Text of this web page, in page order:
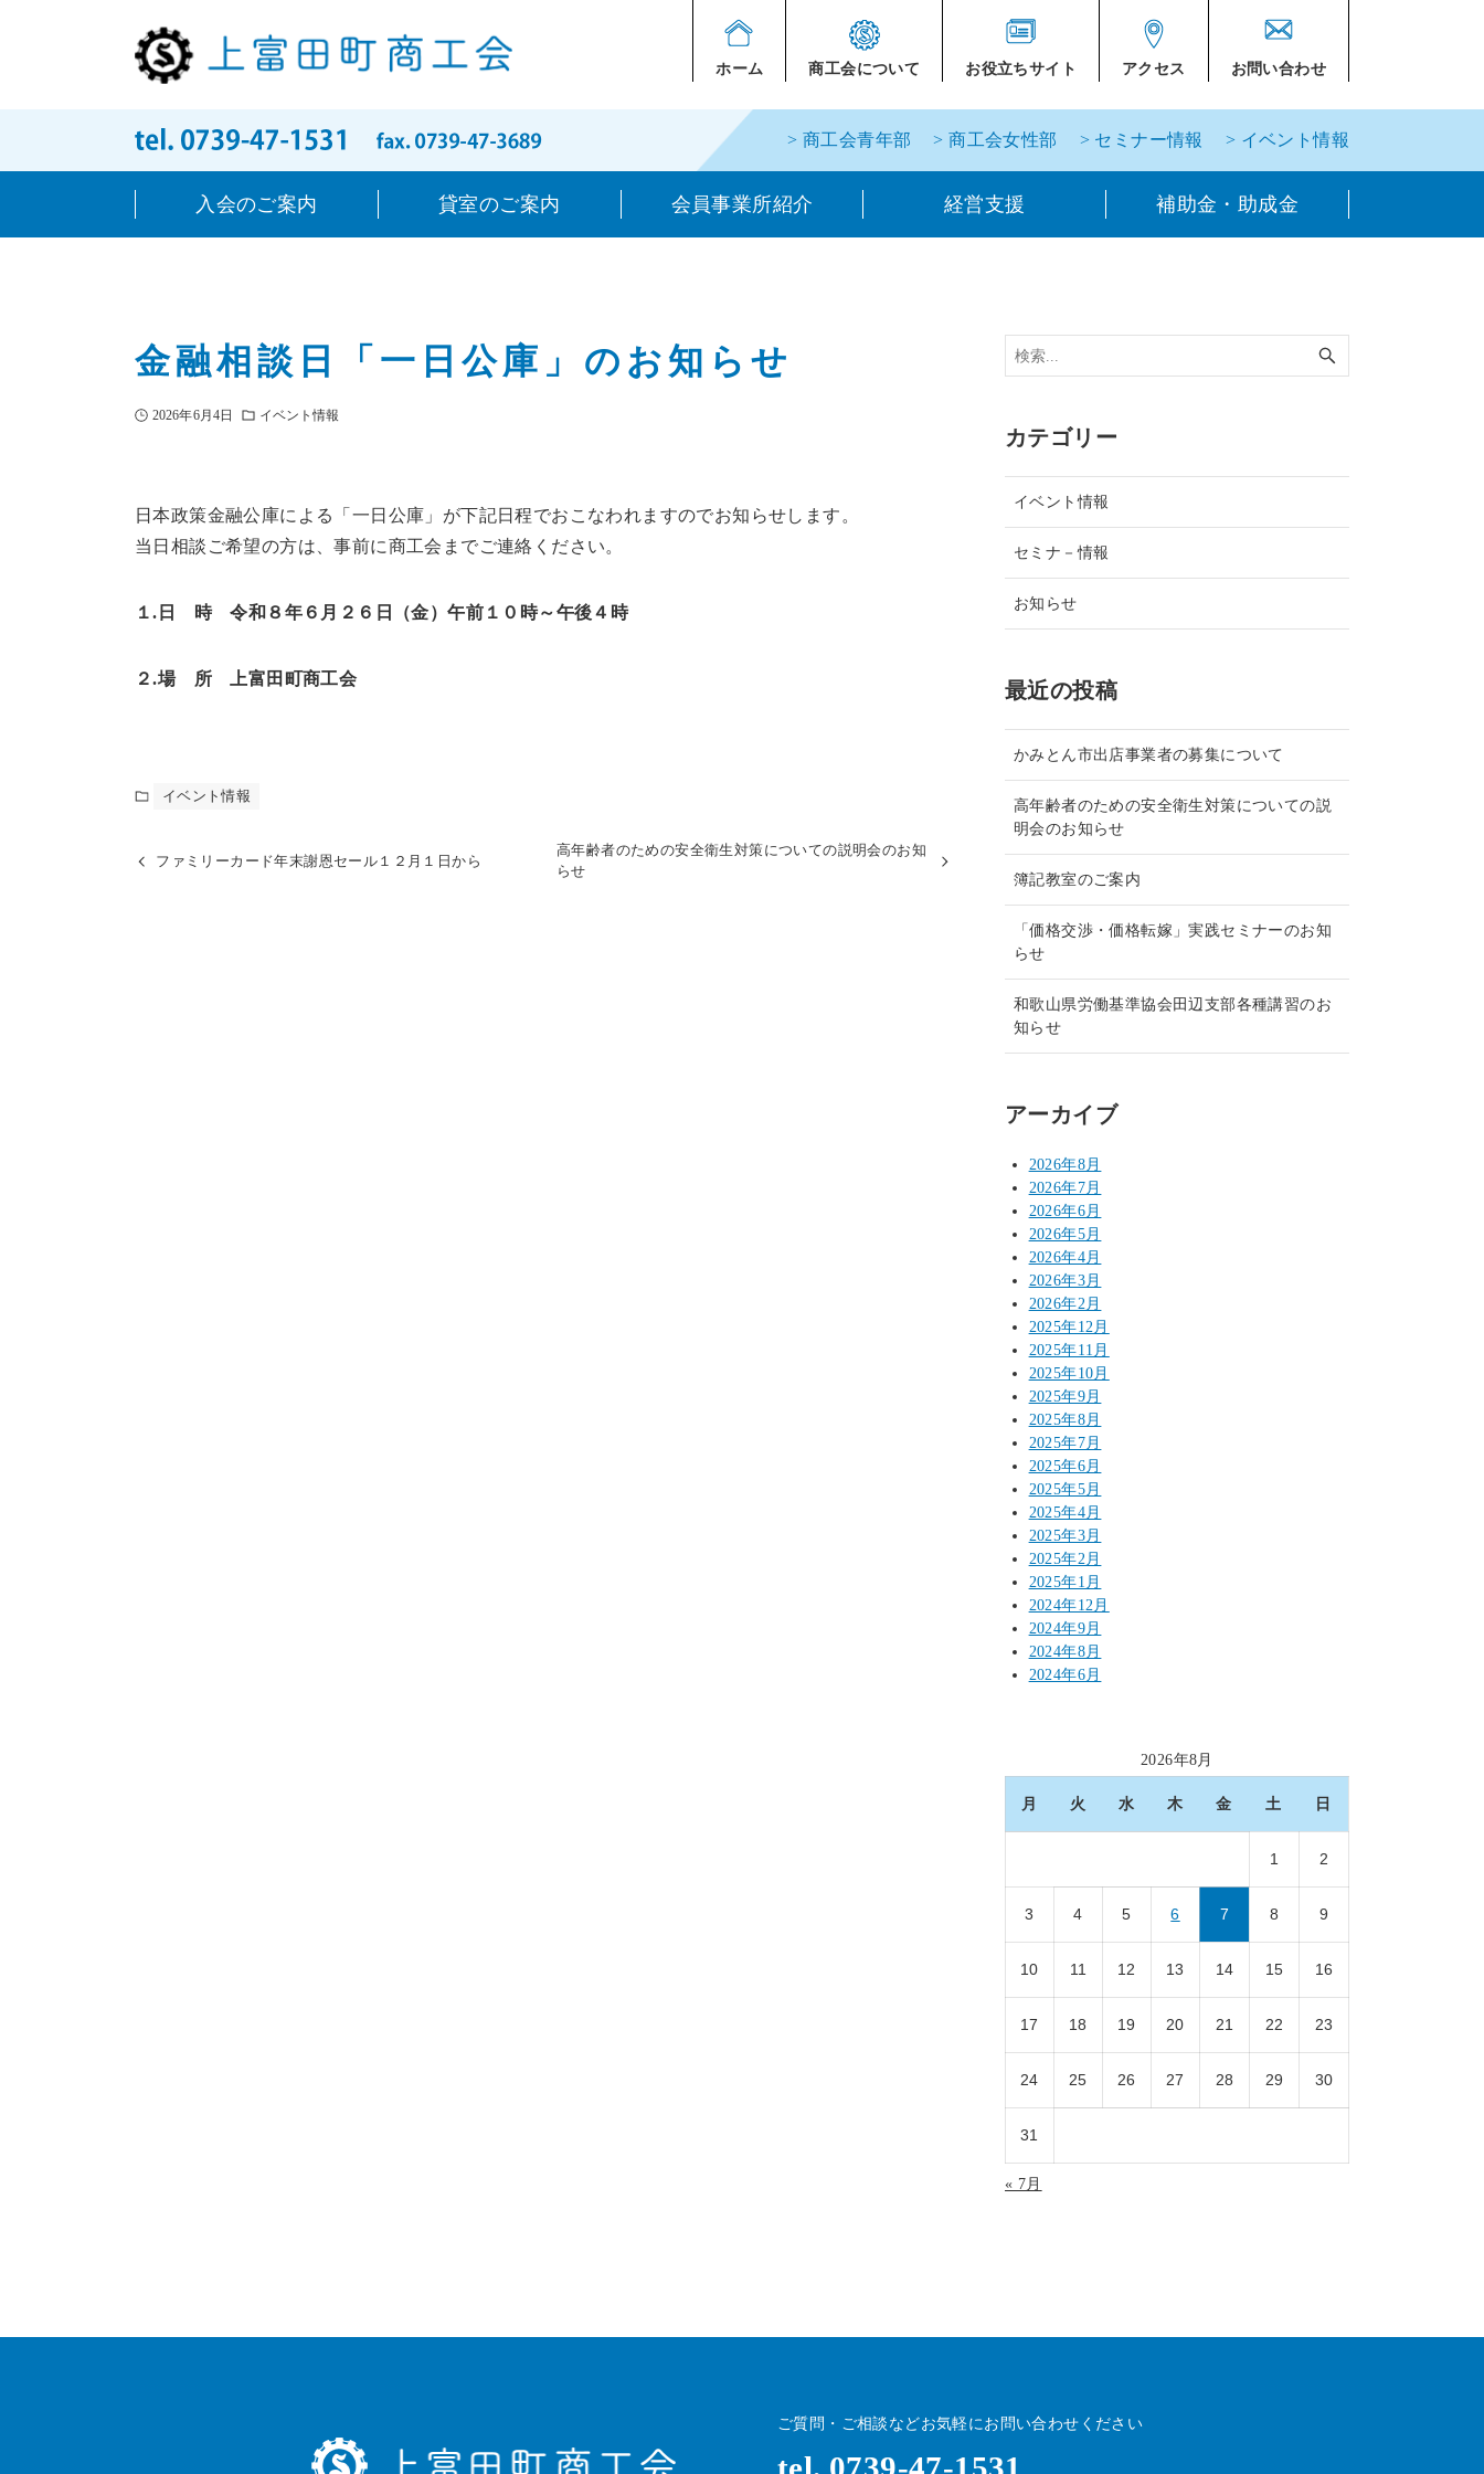
ホーム 商工会について お役立ちサイト アクセス お問い合わせ
> 商工会青年部 > 商工会女性部 > セミナー情報 > イベント情報
入会のご案内 貸室のご案内 会員事業所紹介 経営支援 補助金・助成金
金融相談日「一日公庫」のお知らせ
2026年6月4日 イベント情報
日本政策金融公庫による「一日公庫」が下記日程でおこなわれますのでお知らせします。
当日相談ご希望の方は、事前に商工会までご連絡ください。
１.日 時 令和８年６月２６日（金）午前１０時～午後４時
２.場 所 上富田町商工会
イベント情報
ファミリーカード年末謝恩セール１２月１日から
高年齢者のための安全衛生対策についての説明会のお知
らせ
カテゴリー
イベント情報
セミナ－情報
お知らせ
最近の投稿
かみとん市出店事業者の募集について
高年齢者のための安全衛生対策についての説
明会のお知らせ
簿記教室のご案内
「価格交渉・価格転嫁」実践セミナーのお知
らせ
和歌山県労働基準協会田辺支部各種講習のお
知らせ
アーカイブ
2026年8月
2026年7月
2026年6月
2026年5月
2026年4月
2026年3月
2026年2月
2025年12月
2025年11月
2025年10月
2025年9月
2025年8月
2025年7月
2025年6月
2025年5月
2025年4月
2025年3月
2025年2月
2025年1月
2024年12月
2024年9月
2024年8月
2024年6月
2026年8月
月 火 水 木 金 土 日
1 2
3 4 5 6 7 8 9
10 11 12 13 14 15 16
17 18 19 20 21 22 23
24 25 26 27 28 29 30
31
« 7月
ご質問・ご相談などお気軽にお問い合わせください